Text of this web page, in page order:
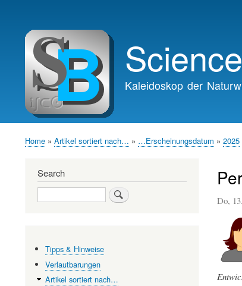
navigation
Kaleidoskop der
Home Artikel sortiert nach… …Erscheinungsdatum 2025
Do,
Search
Search
Tipps & Hinweise
Verlautbarungen
Artikel sortiert nach…